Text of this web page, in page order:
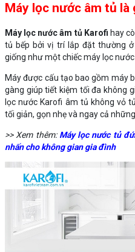
Máy lọc nước âm tủ là
Máy lọc nước âm tủ Karofi hay
tủ bếp bởi vị trí lắp đặt thường
giống như một chiếc máy lọc
Máy được cấu tạo bao gồm máy
gàng giúp tiết kiệm tối đa không
lọc nước Karofi âm tủ không vỏ
tối giản, gọn nhẹ và ngay cả
>> Xem thêm: Máy lọc nước tủ
nhấn cho không gian gia đình